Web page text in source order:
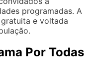
programadas. A
e voltada
Por Todas